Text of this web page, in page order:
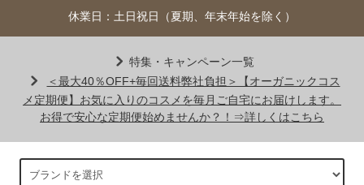
休業日：土日祝日（夏期、年末年始を除く）
特集・キャンペーン一覧
＜最大40％OFF+毎回送料弊社負担＞【オーガニックコス
メ定期便】お気に入りのコスメを毎月ご自宅にお届けします。
お得で安心な定期便始めませんか？！⇒詳しくはこちら